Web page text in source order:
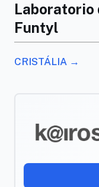
Laboratorio
Funtyl
CRISTÁLIA →